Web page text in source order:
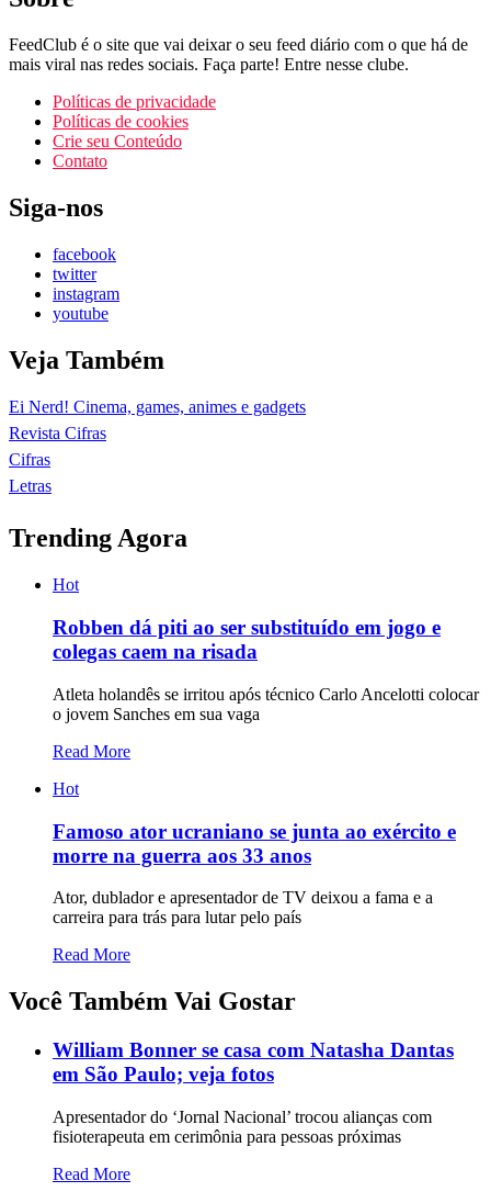
FeedClub é o site que vai deixar o seu feed diário com o que há de
mais viral nas redes sociais. Faça parte! Entre nesse clube.
Políticas de privacidade
Políticas de cookies
Crie seu Conteúdo
Contato
Siga-nos
facebook
twitter
instagram
youtube
Veja Também
Ei Nerd! Cinema, games, animes e gadgets
Revista Cifras
Cifras
Letras
Trending Agora
Hot
Robben dá piti ao ser substituído em jogo e
colegas caem na risada
Atleta holandês se irritou após técnico Carlo Ancelotti colocar
o jovem Sanches em sua vaga
Read More
Hot
Famoso ator ucraniano se junta ao exército e
morre na guerra aos 33 anos
Ator, dublador e apresentador de TV deixou a fama e a
carreira para trás para lutar pelo país
Read More
Você Também Vai Gostar
William Bonner se casa com Natasha Dantas
em São Paulo; veja fotos
Apresentador do ‘Jornal Nacional’ trocou alianças com
fisioterapeuta em cerimônia para pessoas próximas
Read More